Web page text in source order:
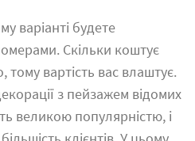
варіанті будете
Скільки коштує
вартість вас влаштує.
з пейзажем відомих
великою популярністю, і